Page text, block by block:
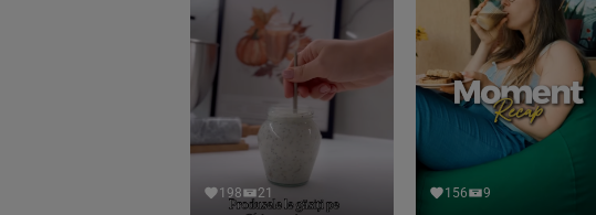
198 21 156 9